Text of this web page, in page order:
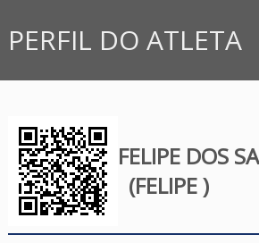
PERFIL DO ATLETA
FELIPE DOS
(FELIPE )